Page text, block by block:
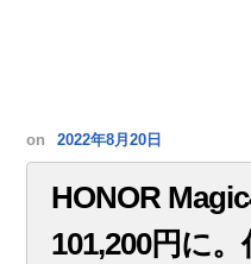
on 2022年8月20日
HONOR
101,200円に